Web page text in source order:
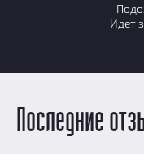
Идет
Последние